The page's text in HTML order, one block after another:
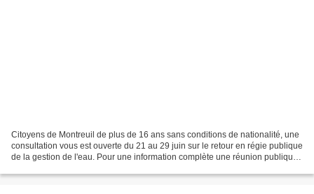
Citoyens de Montreuil de plus de 16 ans sans conditions de nationalité, une
consultation vous est ouverte du 21 au 29 juin sur le retour en régie publique
de la gestion de l'eau. Pour une information complète une réunion publique